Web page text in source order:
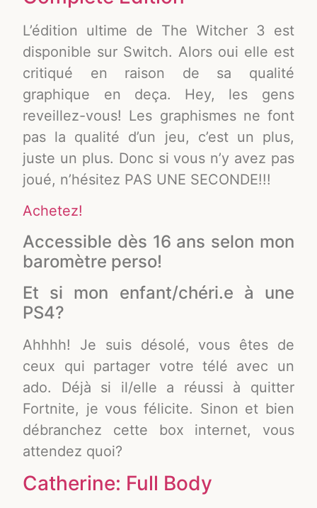
L’édition ultime de The Witcher 3 est
disponible sur Switch. Alors oui elle est
critiqué en raison de sa qualité
graphique en deça. Hey, les gens
reveillez-vous! Les graphismes ne font
pas la qualité d’un jeu, c’est un plus,
juste un plus. Donc si vous n’y avez pas
joué, n’hésitez PAS UNE SECONDE!!!
Achetez!
Accessible dès 16 ans selon mon
baromètre perso!
Et si mon enfant/chéri.e à une
PS4?
Ahhhh! Je suis désolé, vous êtes de
ceux qui partager votre télé avec un
ado. Déjà si il/elle a réussi à quitter
Fortnite, je vous félicite. Sinon et bien
débranchez cette box internet, vous
attendez quoi?
Catherine: Full Body